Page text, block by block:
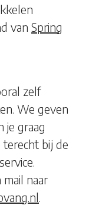
van Spring
zelf
We geven
je graag
terecht bij de
naar
.